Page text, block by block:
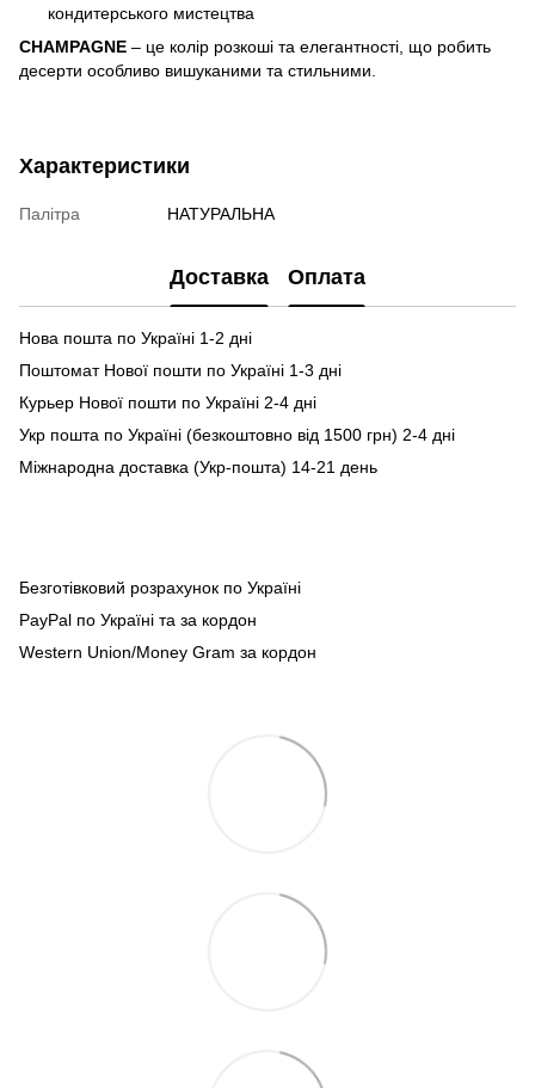
кондитерського мистецтва
CHAMPAGNE – це колір розкоші та елегантності, що робить
десерти особливо вишуканими та стильними.
Характеристики
Палітра НАТУРАЛЬНА
Доставка Оплата
Нова пошта по Україні 1-2 дні
Поштомат Нової пошти по Україні 1-3 дні
Курьер Нової пошти по Україні 2-4 дні
Укр пошта по Україні (безкоштовно від 1500 грн) 2-4 дні
Міжнародна доставка (Укр-пошта) 14-21 день
Безготівковий розрахунок по Україні
PayPal по Україні та за кордон
Western Union/Money Gram за кордон